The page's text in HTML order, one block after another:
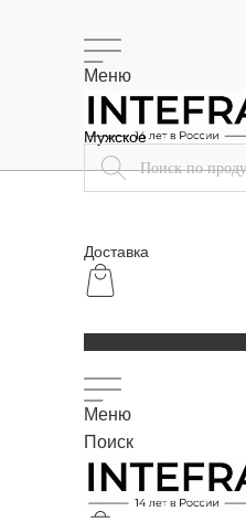
Меню
Доставка
Меню
Поиск
Мужское